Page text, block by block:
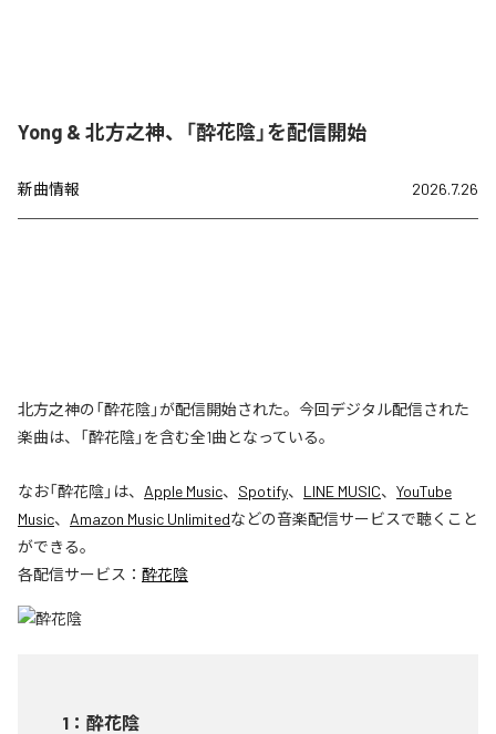
Yong & 北方之神、「酔花陰」を配信開始
新曲情報 2026.7.26
北方之神の「酔花陰」が配信開始された。今回デジタル配信された
楽曲は、「酔花陰」を含む全1曲となっている。
なお「酔花陰」は、 Apple Music、 Spotify、 LINE MUSIC、 YouTube
Music、 Amazon Music Unlimitedなどの音楽配信サービスで聴くこと
ができる。
各配信サービス： 酔花陰
1 ： 酔花陰